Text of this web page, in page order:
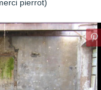
pierrot)